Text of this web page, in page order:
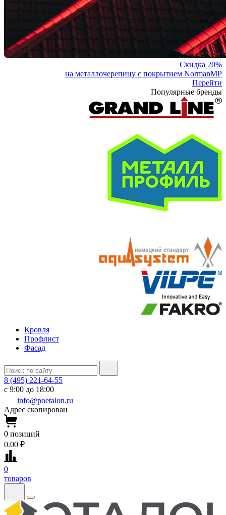
Скидка 20%
на металлочерепицу с покрытием NormanMP
Перейти
Популярные бренды
Кровля
Профлист
Фасад
8 (495) 221-64-55
с 9:00 до 18:00
info@poetalon.ru
Адрес скопирован
0 позиций
0.00 ₽
0
товаров